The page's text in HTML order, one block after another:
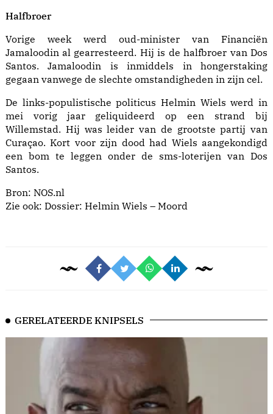
Halfbroer
Vorige week werd oud-minister van Financiën
Jamaloodin al gearresteerd. Hij is de halfbroer van Dos
Santos. Jamaloodin is inmiddels in hongerstaking
gegaan vanwege de slechte omstandigheden in zijn cel.
De links-populistische politicus Helmin Wiels werd in
mei vorig jaar geliquideerd op een strand bij
Willemstad. Hij was leider van de grootste partij van
Curaçao. Kort voor zijn dood had Wiels aangekondigd
een bom te leggen onder de sms-loterijen van Dos
Santos.
Bron: NOS.nl
Zie ook: Dossier: Helmin Wiels – Moord
GERELATEERDE KNIPSELS